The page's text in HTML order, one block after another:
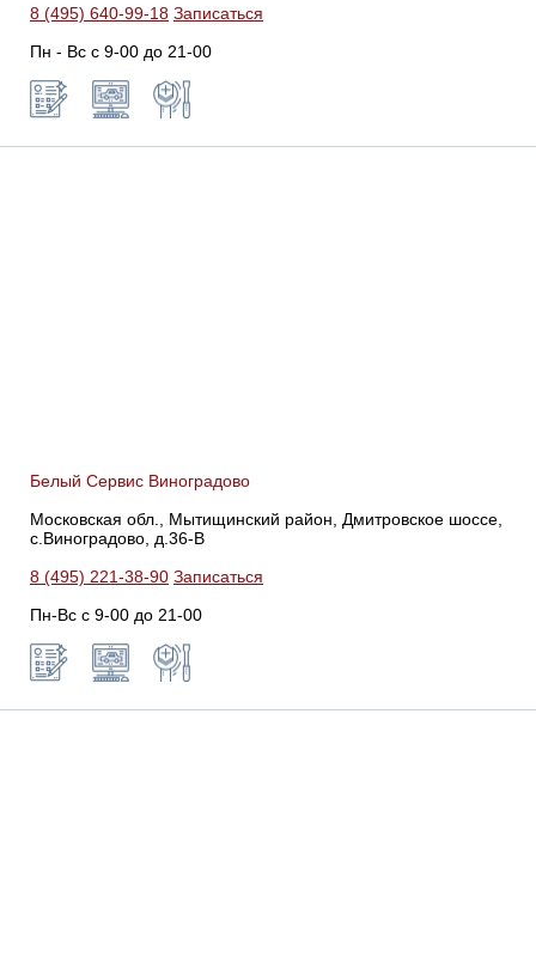
8 (495) 640-99-18 Записаться
Пн - Вс с 9-00 до 21-00
Белый Сервис Виноградово
Московская обл., Мытищинский район, Дмитровское шоссе,
с.Виноградово, д.36-В
8 (495) 221-38-90 Записаться
Пн-Вс с 9-00 до 21-00